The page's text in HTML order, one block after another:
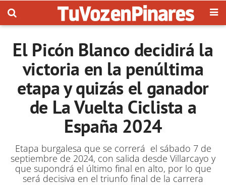
El Picón Blanco decidirá la
victoria en la penúltima
etapa y quizás el ganador
de La Vuelta Ciclista a
España 2024
Etapa burgalesa que se correrá el sábado 7 de
septiembre de 2024, con salida desde Villarcayo y
que supondrá el último final en alto, por lo que
será decisiva en el triunfo final de la carrera